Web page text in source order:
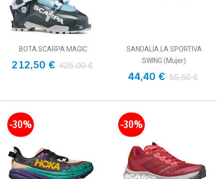
BOTA SCARPA MAGIC
212,50 € 425,00 €
SANDALIA LA SPORTIVA
SWING (Mujer)
44,40 € 55,50 €
-30% -30%